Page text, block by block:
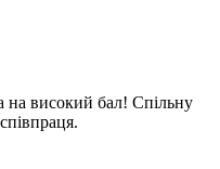
на високий бал! Спільну